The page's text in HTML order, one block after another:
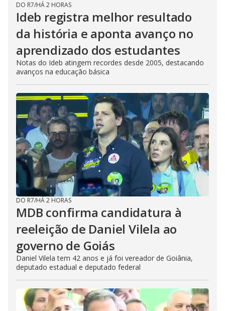
DO R7/HÁ 2 HORAS
Ideb registra melhor resultado
da história e aponta avanço no
aprendizado dos estudantes
Notas do Ideb atingem recordes desde 2005, destacando
avanços na educação básica
DO R7/HÁ 2 HORAS
MDB confirma candidatura à
reeleição de Daniel Vilela ao
governo de Goiás
Daniel Vilela tem 42 anos e já foi vereador de Goiânia,
deputado estadual e deputado federal